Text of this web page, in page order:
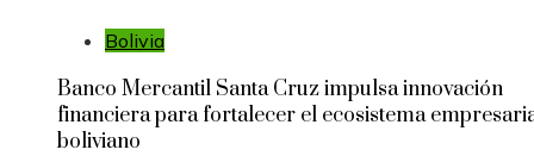
Bolivia
Banco Mercantil Santa Cruz impulsa innovación
financiera para fortalecer el ecosistema
boliviano